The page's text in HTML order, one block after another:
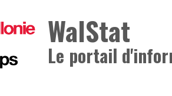
WalStat
Le portail